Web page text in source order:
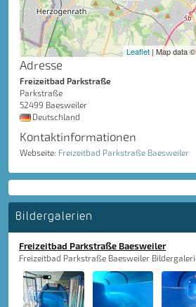
Leaflet | Map data
Adresse
Freizeitbad Parkstraße
Parkstraße
52499 Baesweiler
Deutschland
Kontaktinformationen
Webseite: Freizeitbad Parkstraße Baesweiler
Bildergalerien
Freizeitbad Parkstraße Baesweiler
Freizeitbad Parkstraße Baesweiler